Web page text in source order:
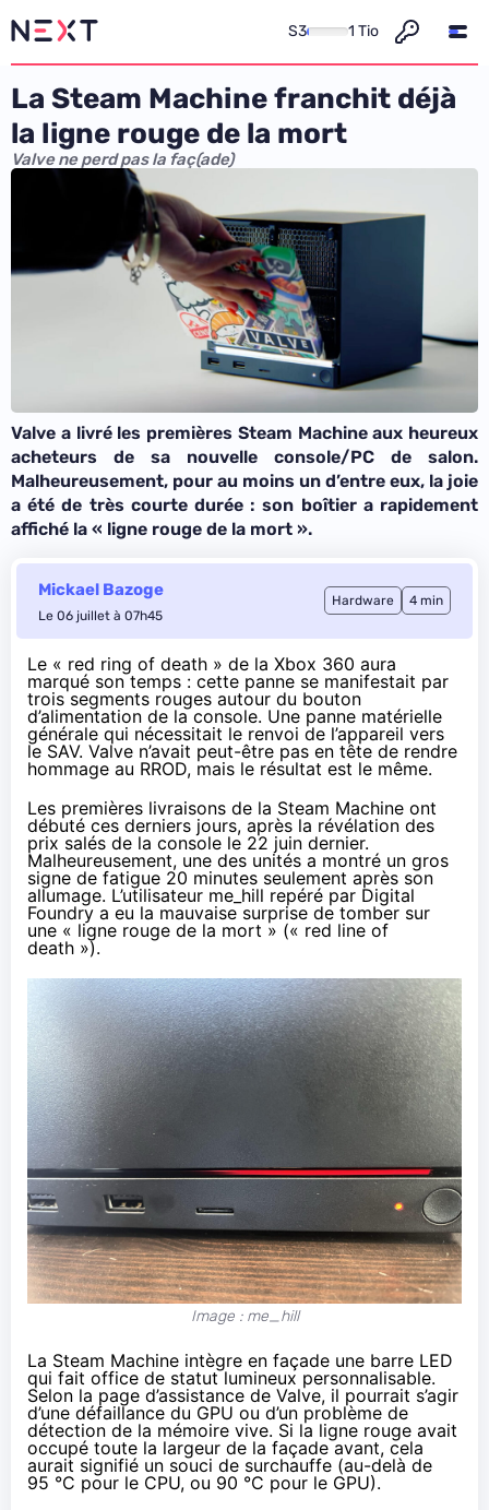
S3 1 Tio
La Steam Machine franchit déjà
la ligne rouge de la mort
Valve ne perd pas la faç(ade)
Valve a livré les premières Steam Machine aux heureux
acheteurs de sa nouvelle console/PC de salon.
Malheureusement, pour au moins un d’entre eux, la joie
a été de très courte durée : son boîtier a rapidement
affiché la « ligne rouge de la mort ».
Mickael Bazoge
Le 06 juillet à 07h45
Hardware 4 min
Le « red ring of death » de la Xbox 360 aura
marqué son temps : cette panne se manifestait par
trois segments rouges autour du bouton
d’alimentation de la console. Une panne matérielle
générale qui nécessitait le renvoi de l’appareil vers
le SAV. Valve n’avait peut-être pas en tête de rendre
hommage au RROD, mais le résultat est le même.
Les premières livraisons de la Steam Machine ont
débuté ces derniers jours, après la révélation des
prix salés de la console le 22 juin dernier.
Malheureusement, une des unités a montré un gros
signe de fatigue 20 minutes seulement après son
allumage. L’utilisateur me_hill repéré par Digital
Foundry a eu la mauvaise surprise de tomber sur
une « ligne rouge de la mort » (« red line of
death »).
Image : me_hill
La Steam Machine intègre en façade une barre LED
qui fait office de statut lumineux personnalisable.
Selon la page d’assistance de Valve, il pourrait s’agir
d’une défaillance du GPU ou d’un problème de
détection de la mémoire vive. Si la ligne rouge avait
occupé toute la largeur de la façade avant, cela
aurait signifié un souci de surchauffe (au-delà de
95 °C pour le CPU, ou 90 °C pour le GPU).